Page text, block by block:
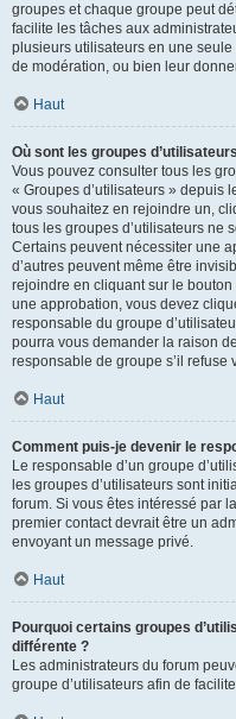
groupes et chaque groupe peut
facilite les tâches aux
plusieurs utilisateurs en une
de modération, ou bien leur
Haut
Où sont les groupes
Vous pouvez consulter tous les
« Groupes d’utilisateurs » depuis
vous souhaitez en rejoindre un,
tous les groupes d’utilisateurs ne
Certains peuvent nécessiter une
d’autres peuvent même être
rejoindre en cliquant sur le
une approbation, vous devez
responsable du groupe
pourra vous demander la raison
responsable de groupe s’il refuse
Haut
Comment puis-je devenir le
Le responsable d’un groupe
les groupes d’utilisateurs sont
forum. Si vous êtes intéressé par
premier contact devrait être un
envoyant un message privé.
Haut
Pourquoi certains groupes
différente ?
Les administrateurs du forum
groupe d’utilisateurs afin de